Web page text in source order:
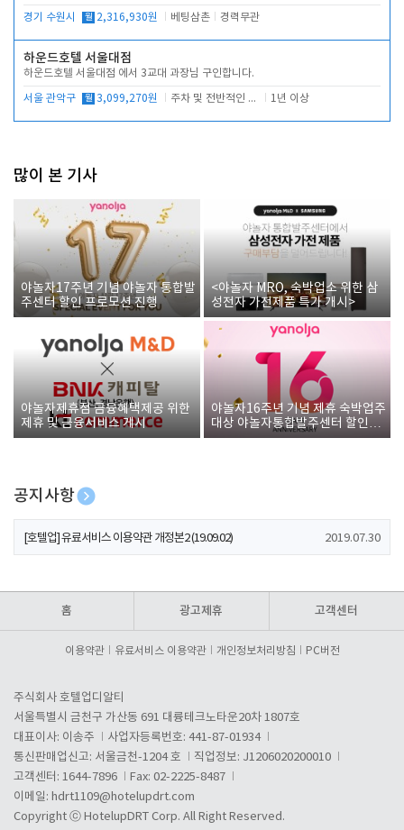
경기 수원시 월 2,316,930원 베팅삼촌 경력무관
하운드호텔 서울대점
하운드호텔 서울대점 에서 3교대 과장님 구인합니다.
서울 관악구 월 3,099,270원 주차 및 전반적인 당번업무 1년 이상
많이 본 기사
야놀자17주년 기념 야놀자 통합발
주센터 할인 프로모션 진행
<야놀자 MRO, 숙박업소 위한 삼
성전자 가전제품 특가 개시>
야놀자제휴점 금융혜택제공 위한
제휴 및 금융서비스 게시
야놀자16주년 기념 제휴 숙박업주
대상 야놀자통합발주센터 할인쿠
폰 증정
공지사항
[호텔업] 개인정보 처리방침 개정본1 (19.09.02)
[호텔업] 유료서비스 이용약관 개정본2 (19.09.02) 2019.07.30
홈 광고제휴 고객센터
이용약관 유료서비스 이용약관 개인정보처리방침 PC버전
주식회사 호텔업디알티
서울특별시 금천구 가산동 691 대륭테크노타운20차 1807호
대표이사: 이송주
사업자등록번호: 441-87-01934
통신판매업신고: 서울금천-1204 호
직업정보: J1206020200010
고객센터: 1644-7896
Fax: 02-2225-8487
이메일: hdrt1109@hotelupdrt.com
Copyright ⓒ HotelupDRT Corp. All Right Reserved.